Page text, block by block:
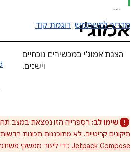
אמוג'י
מדריך למשתמש דוגמת קוד
הצגת אמוג'י במכשירים נוכחיים
וישנים.
שימו לב: הספרייה הזו נמצאת במצב
תיקונים קריטיים. לא מתוכננות תכונות
Jetpack Compose